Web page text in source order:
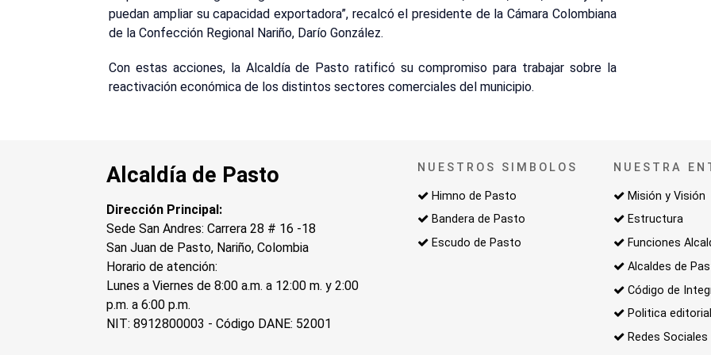
puedan ampliar su capacidad exportadora”, recalcó el presidente de la Cámara Colombiana
de la Confección Regional Nariño, Darío González.
Con estas acciones, la Alcaldía de Pasto ratificó su compromiso para trabajar sobre la
reactivación económica de los distintos sectores comerciales del municipio.
Alcaldía de Pasto
Dirección Principal:
Sede San Andres: Carrera 28 # 16 -18
San Juan de Pasto, Nariño, Colombia
Horario de atención:
Lunes a Viernes de 8:00 a.m. a 12:00 m. y 2:00
p.m. a 6:00 p.m.
NIT: 8912800003 - Código DANE: 52001
NUESTROS SIMBOLOS
Himno de Pasto
Bandera de Pasto
Escudo de Pasto
NUESTRA
Misión y Visión
Estructura
Funciones
Alcaldes de
Código de
Politica editorial
Redes Sociales